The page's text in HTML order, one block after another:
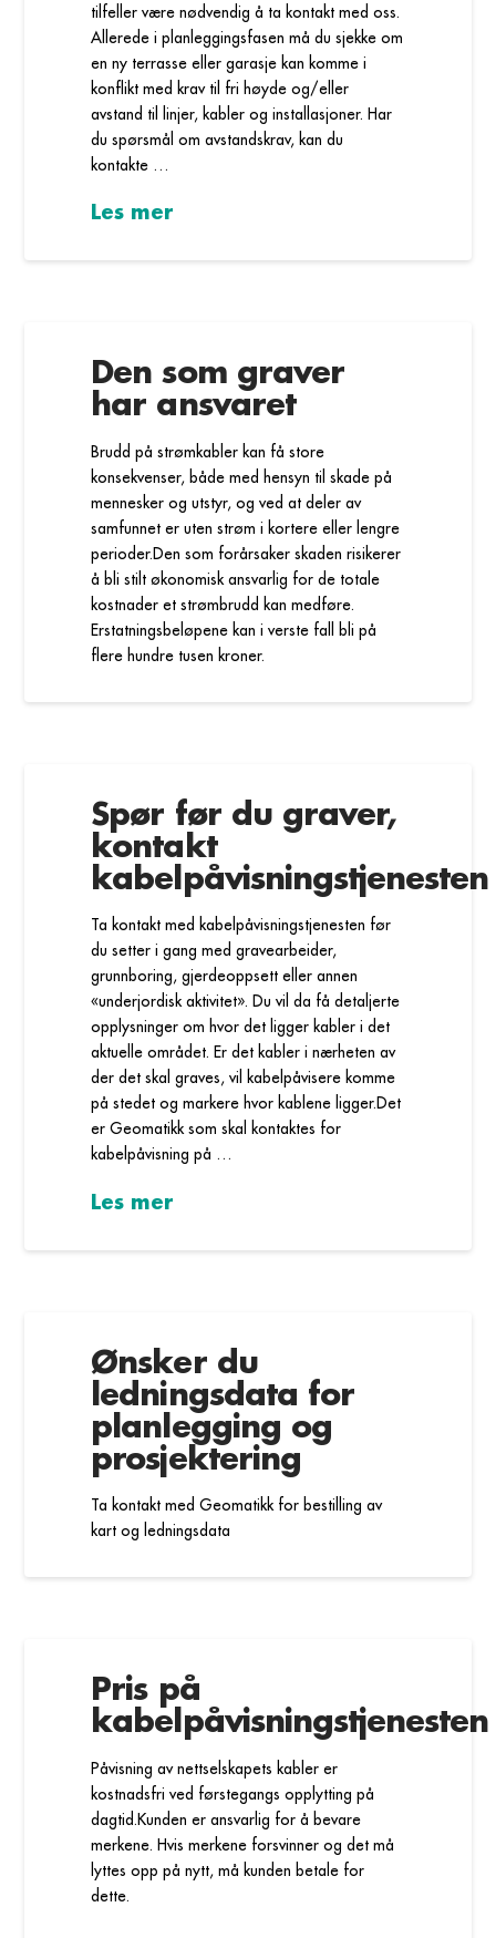
tilfeller være nødvendig å ta kontakt med oss.
Allerede i planleggingsfasen må du sjekke om
en ny terrasse eller garasje kan komme i
konflikt med krav til fri høyde og/eller
avstand til linjer, kabler og installasjoner. Har
du spørsmål om avstandskrav, kan du
kontakte …
Les mer
Den som graver
har ansvaret
Brudd på strømkabler kan få store
konsekvenser, både med hensyn til skade på
mennesker og utstyr, og ved at deler av
samfunnet er uten strøm i kortere eller lengre
perioder.Den som forårsaker skaden risikerer
å bli stilt økonomisk ansvarlig for de totale
kostnader et strømbrudd kan medføre.
Erstatningsbeløpene kan i verste fall bli på
flere hundre tusen kroner.
Spør før du graver,
kontakt
kabelpåvisningstjenesten
Ta kontakt med kabelpåvisningstjenesten før
du setter i gang med gravearbeider,
grunnboring, gjerdeoppsett eller annen
«underjordisk aktivitet». Du vil da få detaljerte
opplysninger om hvor det ligger kabler i det
aktuelle området. Er det kabler i nærheten av
der det skal graves, vil kabelpåvisere komme
på stedet og markere hvor kablene ligger.Det
er Geomatikk som skal kontaktes for
kabelpåvisning på …
Les mer
Ønsker du
ledningsdata for
planlegging og
prosjektering
Ta kontakt med Geomatikk for bestilling av
kart og ledningsdata
Pris på
kabelpåvisningstjenesten
Påvisning av nettselskapets kabler er
kostnadsfri ved førstegangs opplytting på
dagtid.Kunden er ansvarlig for å bevare
merkene. Hvis merkene forsvinner og det må
lyttes opp på nytt, må kunden betale for
dette.